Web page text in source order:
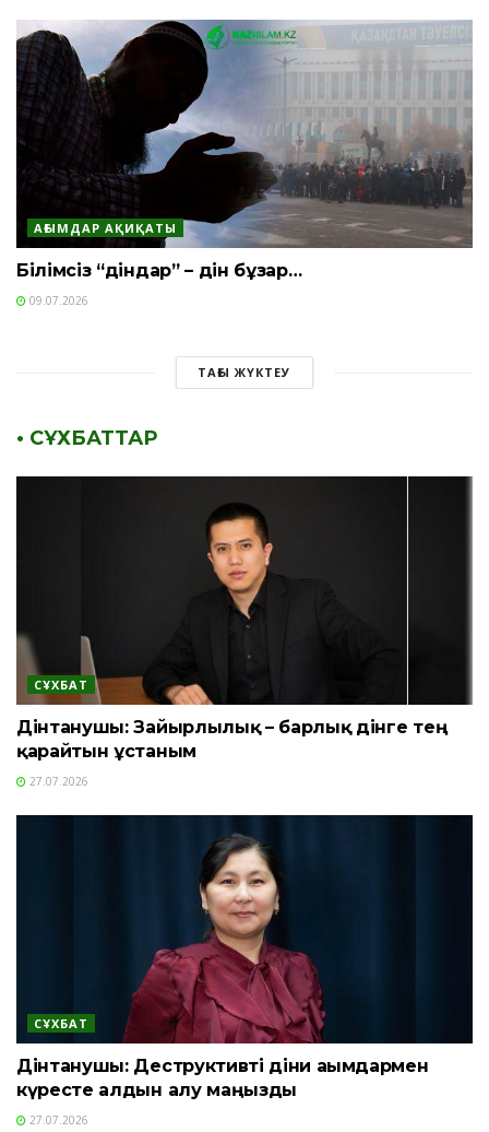
АҒЫМДАР АҚИҚАТЫ
Білімсіз “діндар” – дін бұзар…
09.07.2026
ТАҒЫ ЖҮКТЕУ
• СҰХБАТТАР
СҰХБАТ
Дінтанушы: Зайырлылық – барлық дінге тең
қарайтын ұстаным
27.07.2026
СҰХБАТ
Дінтанушы: Деструктивті діни ағымдармен
күресте алдын алу маңызды
27.07.2026